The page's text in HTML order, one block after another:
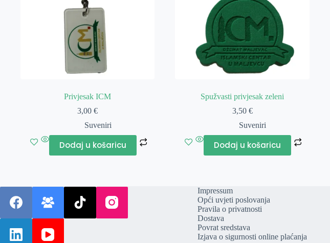
Privjesak ICM
3,00€
Suveniri
Dodaj u košaricu
Spužvasti privjesak zeleni
3,50 €
Suveniri
Dodaj u košaricu
Impressum
Opći uvjeti poslovanja
Pravila o privatnosti
Dostava
Povrat sredstava
Izjava o sigurnosti online plaćanja